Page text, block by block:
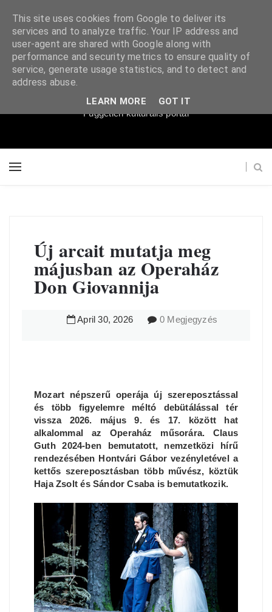
Súgópéldány
Független kulturális portál
Új arcait mutatja meg
májusban az Operaház
Don Giovannija
April 30, 2026 0 Megjegyzés
Mozart népszerű operája új szereposztással
és több figyelemre méltó debütálással tér
vissza 2026. május 9. és 17. között hat
alkalommal az Operaház műsorára. Claus
Guth 2024-ben bemutatott, nemzetközi hírű
rendezésében Hontvári Gábor vezényletével a
kettős szereposztásban több művész, köztük
Haja Zsolt és Sándor Csaba is bemutatkozik.
This site uses cookies from Google to deliver its
services and to analyze traffic. Your IP address and
user-agent are shared with Google along with
performance and security metrics to ensure quality of
service, generate usage statistics, and to detect and
address abuse.
LEARN MORE GOT IT